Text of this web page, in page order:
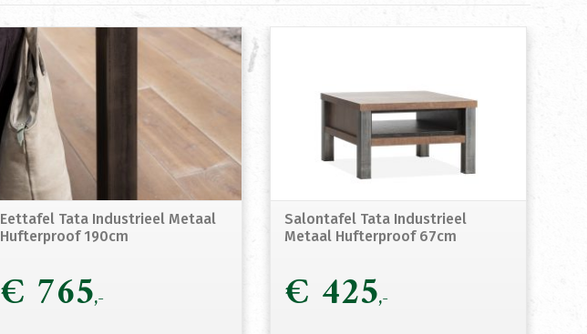
Eettafel Tata Industrieel Metaal
Hufterproof 190cm
€ 765
Salontafel Tata Industrieel
Metaal Hufterproof 67cm
€ 425